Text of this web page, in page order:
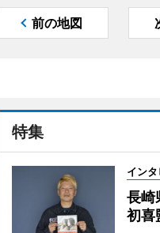
前の地図
特集
イン
長
初喜